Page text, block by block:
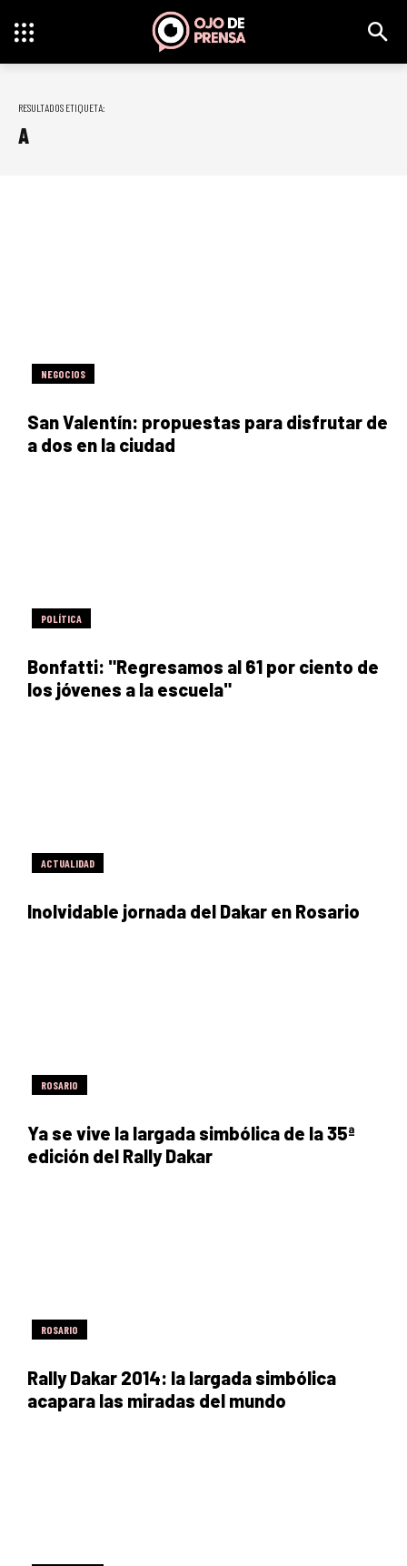
RESULTADOS ETIQUETA:
A
NEGOCIOS
San Valentín: propuestas para disfrutar de
a dos en la ciudad
POLÍTICA
Bonfatti: "Regresamos al 61 por ciento de
los jóvenes a la escuela"
ACTUALIDAD
Inolvidable jornada del Dakar en Rosario
ROSARIO
Ya se vive la largada simbólica de la 35ª
edición del Rally Dakar
ROSARIO
Rally Dakar 2014: la largada simbólica
acapara las miradas del mundo